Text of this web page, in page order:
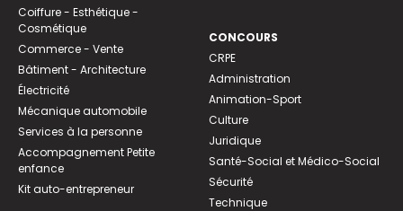
Coiffure - Esthétique -
Cosmétique
Commerce - Vente
Bâtiment - Architecture
Électricité
Mécanique automobile
Services à la personne
Accompagnement Petite
enfance
Kit auto-entrepreneur
CONCOURS
CRPE
Administration
Animation-Sport
Culture
Juridique
Santé-Social et Médico-Social
Sécurité
Technique